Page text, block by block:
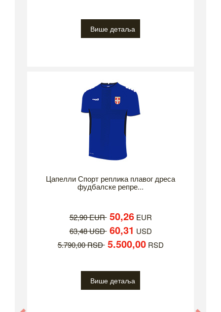
Више детаља
Цапелли Спорт реплика плавог дреса
фудбалске репре...
52,90 EUR 50,26EUR
63,48 USD 60,31 USD
5.790,00 RSD 5.500,00RSD
Више детаља